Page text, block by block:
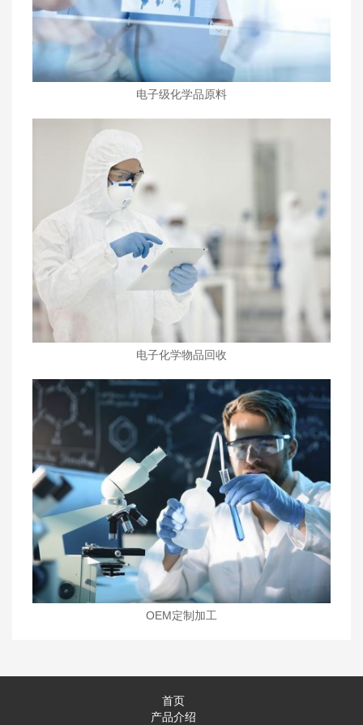
电子级化学品原料
电子化学物品回收
OEM定制加工
首页
产品介绍